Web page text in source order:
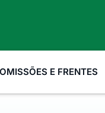
E FRENTES